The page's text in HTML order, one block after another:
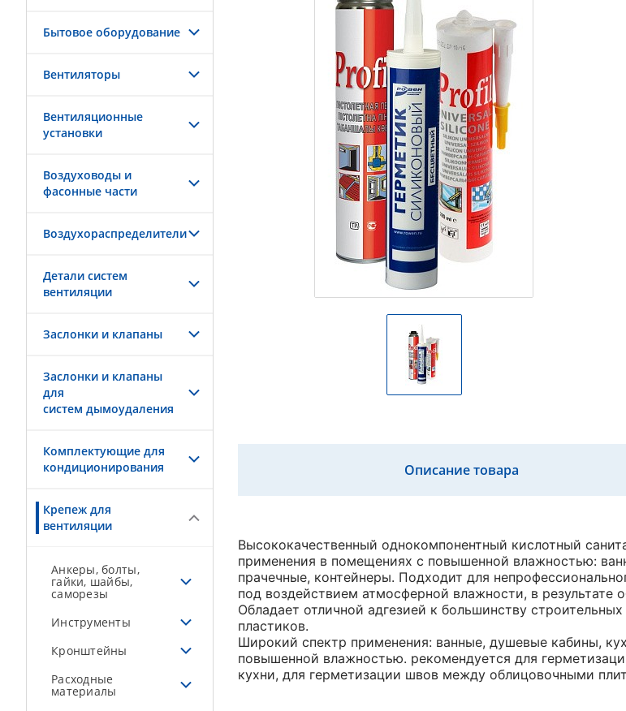
Бытовое оборудование
Вентиляторы
Вентиляционные
установки
Воздуховоды и
фасонные части
Воздухораспределители
Детали систем
вентиляции
Заслонки и клапаны
Заслонки и клапаны
для
систем дымоудаления
Комплектующие для
кондиционирования
Крепеж для
вентиляции
Анкеры, болты,
гайки, шайбы,
саморезы
Инструменты
Кронштейны
Расходные
материалы
Описание товара
Высококачественный однокомпонентный кислотный
применения в помещениях с повышенной влажностью:
прачечные, контейнеры. Подходит для
под воздействием атмосферной влажности, в результате
Обладает отличной адгезией к большинству
пластиков.
Широкий спектр применения: ванные, душевые кабины,
повышенной влажностью. рекомендуется для
кухни, для герметизации швов между облицовочными